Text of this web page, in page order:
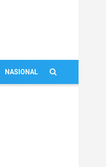
NASIONAL